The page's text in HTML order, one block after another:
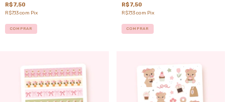
R$7,50
R$7,13com Pix
COMPRAR
R$7,50
R$7,13com Pix
COMPRAR